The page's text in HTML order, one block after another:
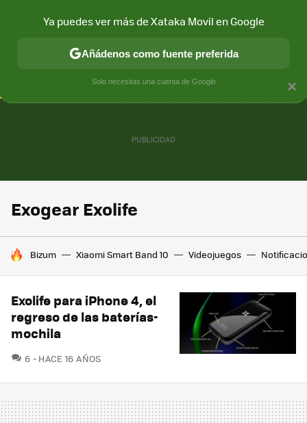
CONECTIVIDAD MÓVIL Y SOCIEDAD APLICACIONES
Exogear Exolife
HOY SE HABLA DE
Bizum Xiaomi Smart Band 10 Videojuegos
Exolife para iPhone 4, el
regreso de las baterías-
mochila
6 COMENTARIOS
HACE 16 AÑOS
×
Ya puedes ver más de Xataka Movil en Google
Añádenos como fuente preferida
Solo necesitas una cuenta de Google